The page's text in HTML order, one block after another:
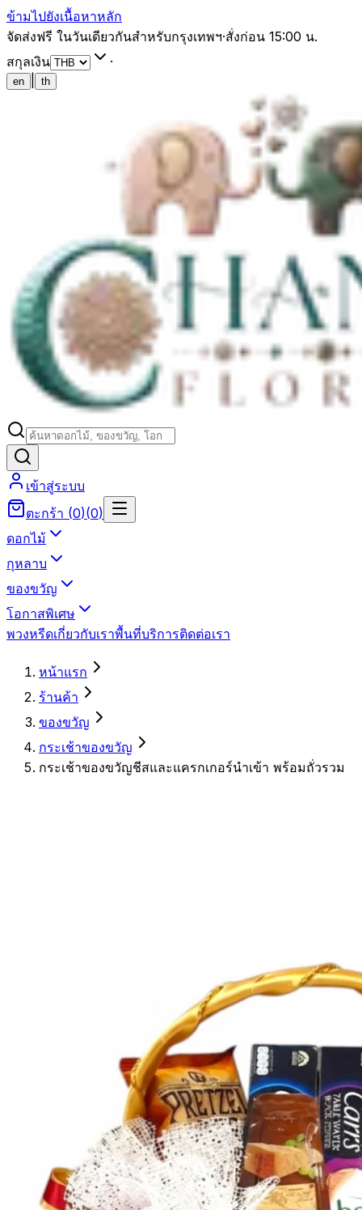
ข้ามไปยังเนื้อหาหลัก
จัดส่งฟรี ในวันเดียวกันสำหรับกรุงเทพฯ·สั่งก่อน 15:00 น.
สกุลเงิน
·
en th
เข้าสู่ระบบ
ตะกร้า (0)(0)
ดอกไม้
กุหลาบ
ของขวัญ
โอกาสพิเศษ
พวงหรีดเกี่ยวกับเราพื้นที่บริการติดต่อเรา
หน้าแรก
ร้านค้า
ของขวัญ
กระเช้าของขวัญ
กระเช้าของขวัญชีสและแครกเกอร์นำเข้า พร้อมถั่วรวม